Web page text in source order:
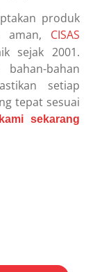
produk
aman, CISAS
sejak 2001.
bahan
setiap
tepat sesuai
sekarang